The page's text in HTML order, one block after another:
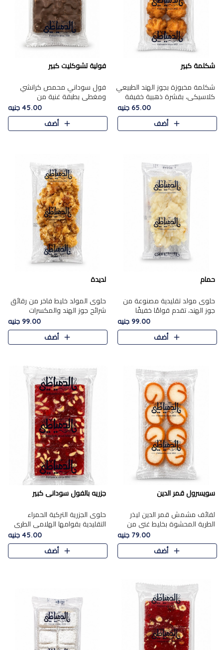
شكلمة كبير
شكلمة مخبوزة بجوز الهند الطبيعي
كلاسيكي، بقشرة ذهبية خفيفة
وقلب طري رطب يذوب في الفم،
تمنحك المذاق الشرقي الحلو الأصيل
التقليدي في كل لقمة.
65.00 جنيه
أضف
فولية تشوكليت كبير
فول سوداني محمص كرانشي
ومغطى بطبقة غنية من
الشوكولاتة، يجمع بين طعم
القرمشة الأصيلة الكلاسكيكية
التقليدية للفول السوداني وحلاوة
45.00 جنيه
أضف
حمام
حلوى مولد تقليدية مصنوعة من
جوز الهند، تقدم قوامًا خفيفًا
ونكهة شرقية أصيلة تجسد روح
الـموسم الأعياد.
99.00 جنيه
أضف
لديدة
حلوى المولد خليط فاخر من رقائق
شرائح جوز الهند والمكسرات
المحمصة، متماسك بشراب حلاوة
الكراميل الخفيفة ليمنحك قرمشة
غنية ومذاقًا شرقيًا أصيلً..
99.00 جنيه
أضف
سويسرول قمر الدين
لفائف مشمش قمر الدين ليذر
الطرية المحشوة بخليط غني من
جوز الهند الأبيض والمكسرات
الفاخرة، يقدم المذاق الحلو
الطبيعي لقمر الدين و تجمع بين
79.00 جنيه
أضف
جزريه بالفول سودانى كبير
حلوى الجزرية التركية الحمراء
التقليدية بقوامها الهلامي الطري
ولونها الأحمر المميز، محشوة
بسخاء بالفول السوداني المحمص
لتمنحك توازنًا رائعًا ..
45.00 جنيه
أضف